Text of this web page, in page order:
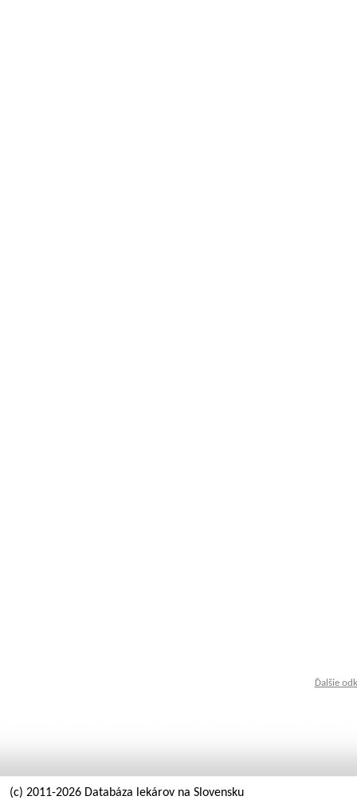
Ďalšie
(c) 2011-2026 Databáza lekárov na Slovensku